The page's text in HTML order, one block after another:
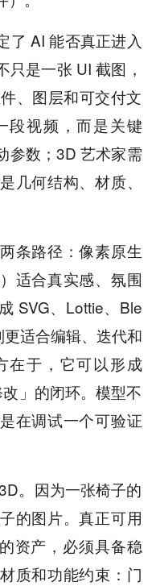
了 AI 能否真正进入
是一张 UI 截图，
、图层和可交付文
段视频，而是关键
参数；3D 艺术家需
几何结构、材质、
条路径：像素原生
适合真实感、氛围
SVG、Lottie、Ble
适合编辑、迭代和
在于，它可以形成
」的闭环。模型不
在调试一个可验证
。因为一张椅子的
的图片。真正可用
资产，必须具备稳
质和功能约束：门